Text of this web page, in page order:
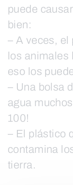
puede
bien:
– A veces, el
los animales
eso los
– Una bolsa
agua
100!
– El plástico
contamina
tierra.